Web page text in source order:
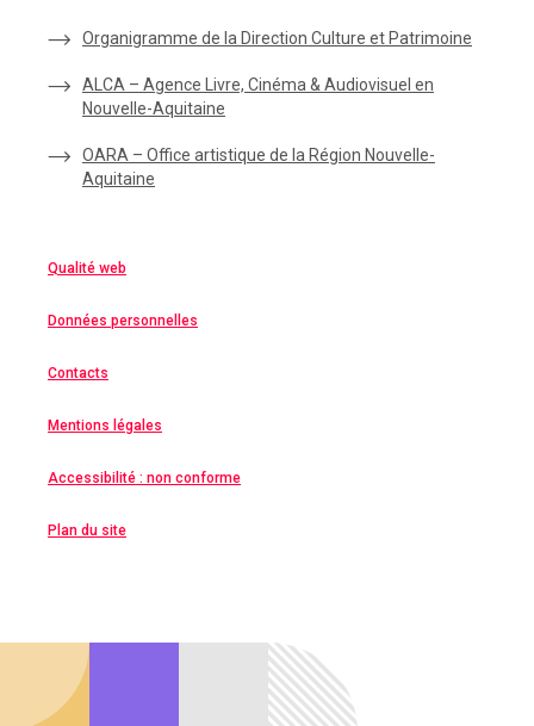
Organigramme de la Direction Culture et Patrimoine
ALCA – Agence Livre, Cinéma & Audiovisuel en
Nouvelle-Aquitaine
OARA – Office artistique de la Région Nouvelle-
Aquitaine
Qualité web
Données personnelles
Contacts
Mentions légales
Accessibilité : non conforme
Plan du site